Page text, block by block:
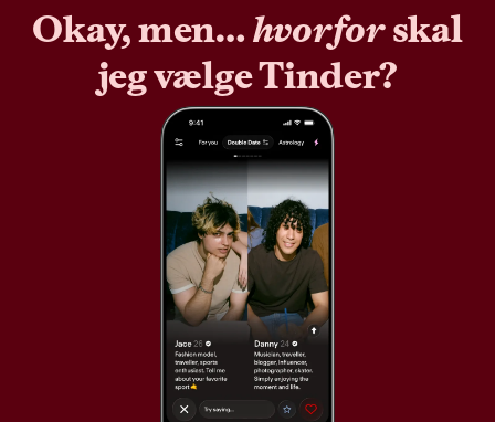
Okay, men…hvorforskal
jeg vælge Tinder?